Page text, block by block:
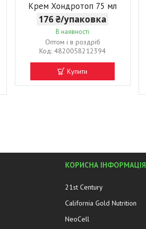
Крем Хондротоп 75 мл
176 ₴/упаковка
В наявності
Оптом і в роздріб
4820058212394
Купити
КОРИСНА ІНФОРМАЦІЯ
21st Century
California Gold Nutrition
NeoCell